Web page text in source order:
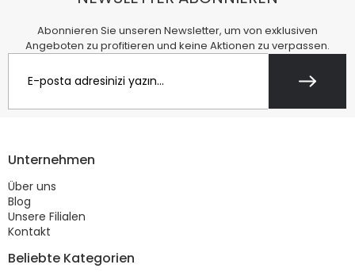
Abonnieren Sie unseren Newsletter, um von exklusiven
Angeboten zu profitieren und keine Aktionen zu verpassen.
Unternehmen
Über uns
Blog
Unsere Filialen
Kontakt
Beliebte Kategorien